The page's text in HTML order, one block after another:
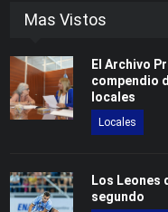
Mas Vistos
El Archivo
compendio
locales
Locales
Los Leones
segundo